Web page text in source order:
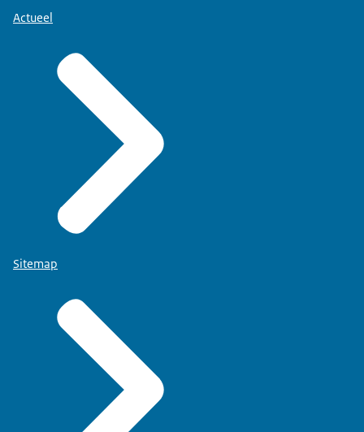
eens toegevoegd worden.
Presentatrice:
Wil je meer weten over deze regels of zie je dat een
webshop of een andere ondernemer zich niet aan
één van deze regels houdt? Ga dan naar onze
website. www.nvwa.nl/vapen.
Logo Nederlandse Voedsel- en Warenautoriteit,
Ministerie van Landbouw, Natuur en
Voedselkwaliteit verschijnt in beeld.
Beeldtekst: www.nvwa.nl/vapen.
*Muziek speelt en fadet uit*
Actueel
Sitemap